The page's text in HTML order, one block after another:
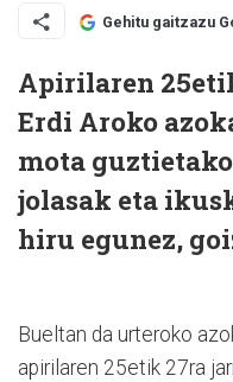
Gehitu gaitzazu
Apirilaren
Erdi Aroko
mota
jolasak eta
hiru egunez,
Bueltan da urteroko
apirilaren 25etik 27ra